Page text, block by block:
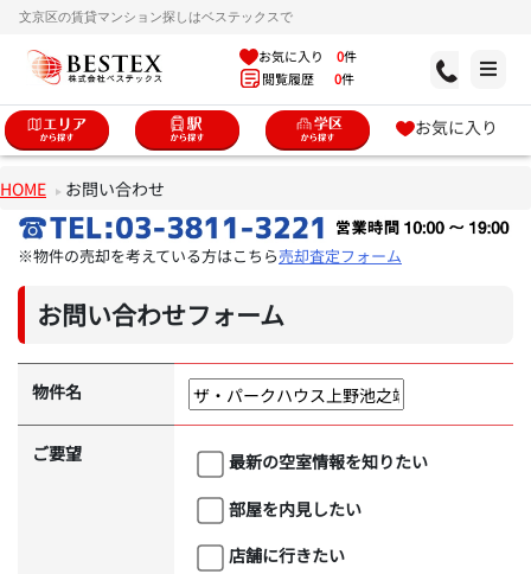
文京区の賃貸マンション探しはベステックスで
お気に入り 0件
閲覧履歴 0件
お気に入り
HOME お問い合わせ
※物件の売却を考えている方はこちら売却査定フォーム
お問い合わせフォーム
物件名
ご要望
最新の空室情報を知りたい
部屋を内見したい
店舗に行きたい